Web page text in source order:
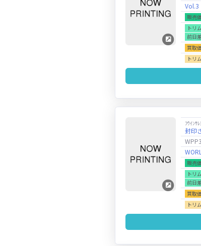
Vol.3
販売
トリ
前
買取
トリ
ﾌｳｲﾝｻ
封印
販売
トリ
前
買取
トリ